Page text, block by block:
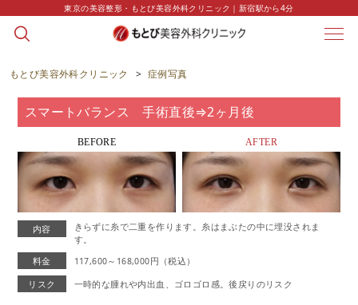
東京の美容整形・もとび美容外科クリニック｜新宿駅から4分
CASE
症例写真
もとび美容外科クリニック > 症例写真
スマートバランス 手術直後⇒2ヶ月後
BEFORE AFTER
内容
きらずに糸で二重を作ります。糸はまぶたの中に埋没されま
す。
料金
117,600～168,000円（税込）
リスク 一時的な腫れや内出血、ゴロゴロ感。後戻りのリスク